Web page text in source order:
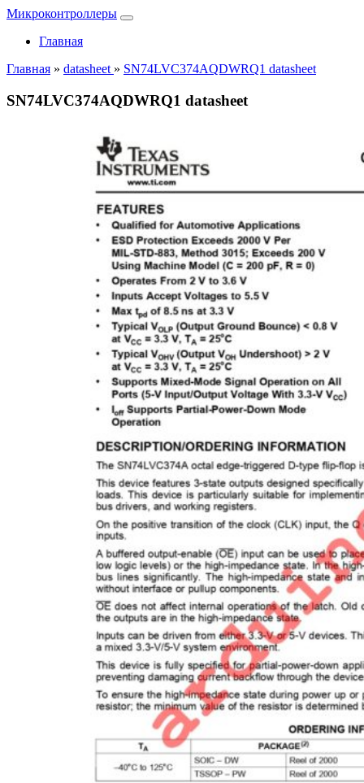
Микроконтроллеры
Главная
Главная » datasheet » SN74LVC374AQDWRQ1 datasheet
SN74LVC374AQDWRQ1 datasheet